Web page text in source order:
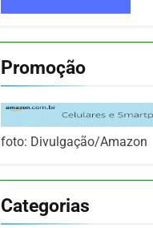
Promoção
foto: Divulgação/Amazon
Categorias